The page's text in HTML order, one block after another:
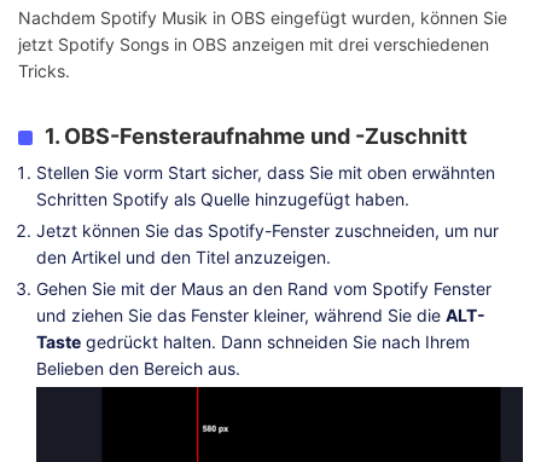
Nachdem Spotify Musik in OBS eingefügt wurden, können Sie
jetzt Spotify Songs in OBS anzeigen mit drei verschiedenen
Tricks.
1. OBS-Fensteraufnahme und -Zuschnitt
Stellen Sie vorm Start sicher, dass Sie mit oben erwähnten
Schritten Spotify als Quelle hinzugefügt haben.
Jetzt können Sie das Spotify-Fenster zuschneiden, um nur
den Artikel und den Titel anzuzeigen.
Gehen Sie mit der Maus an den Rand vom Spotify Fenster
und ziehen Sie das Fenster kleiner, während Sie die ALT-
Taste gedrückt halten. Dann schneiden Sie nach Ihrem
Belieben den Bereich aus.